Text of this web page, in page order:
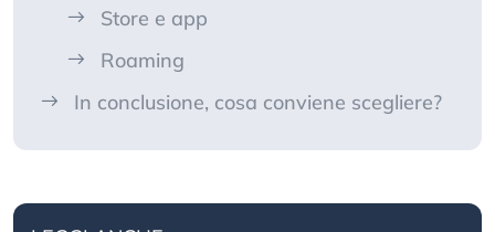
Store e app
Roaming
In conclusione, cosa conviene scegliere?